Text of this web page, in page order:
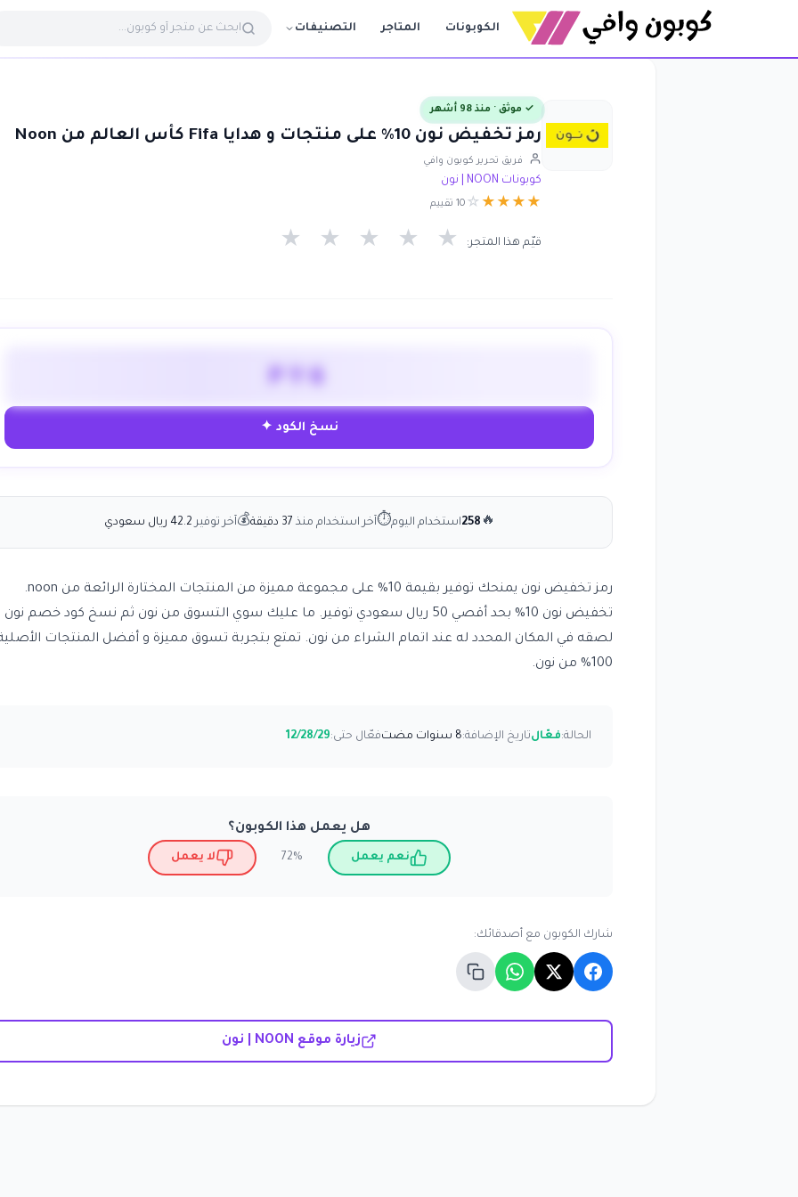
الكوبونات المتاجر التصنيفات
✓ موثق · منذ 98 أشهر
رمز تخفيض نون 10% على منتجات و هدايا Fifa كأس العالم من Noon
فريق تحرير كوبون وافي
كوبونات NOON | نون
★
★
★
★
☆ 10 تقييم
قيّم هذا المتجر: ★ ★ ★ ★ ★
PY6
نسخ الكود ✦
🔥
258استخدام اليوم⏱آخر استخدام منذ 37 دقيقة 💰آخر توفير 42.2 ريال سعودي
رمز تخفيض نون يمنحك توفير بقيمة 10% على مجموعة مميزة من المنتجات المختارة الرائعة من noon.
تخفيض نون 10% بحد أقصي 50 ريال سعودي توفير. ما عليك سوي التسوق من نون ثم نسخ كود خصم
لصقه في المكان المحدد له عند اتمام الشراء من نون. تمتع بتجربة تسوق مميزة و أفضل المنتجات
100% من نون.
الحالة:فعّالتاريخ الإضافة:8 سنوات مضت فعّال حتى:12/28/29
هل يعمل هذا الكوبون؟
نعم يعمل 72% لا يعمل
شارك الكوبون مع أصدقائك:
زيارة موقع NOON | نون